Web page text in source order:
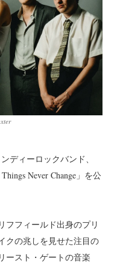
ディーロックバンド、
Never Change」を公
フフィールド出身のプリ
クの兆しを見せた注目の
ースト・ゲートの音楽